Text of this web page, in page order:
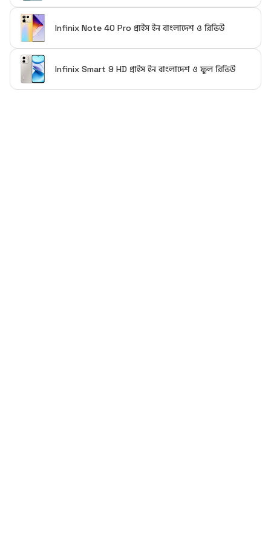
Infinix Note 40 Pro প্রাইস ইন বাংলাদেশ ও রিভিউ
Infinix Smart 9 HD প্রাইস ইন বাংলাদেশ ও ফুল রিভিউ